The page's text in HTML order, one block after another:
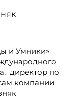
и Умники»
директор по
компании